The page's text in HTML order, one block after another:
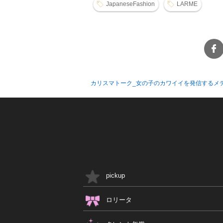
JapaneseFashion LARME
カリスマトーク_女の子のカワイイを発信するメ
pickup
ロリータ